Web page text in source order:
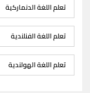
تعلم اللغة الدنماركية
تعلم اللغة الفنلندية
تعلم اللغة الهولندية